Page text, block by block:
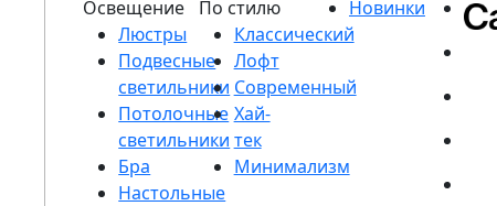
Люстры
Подвесные
светильники
Потолочные
светильники
Бра
Настольные